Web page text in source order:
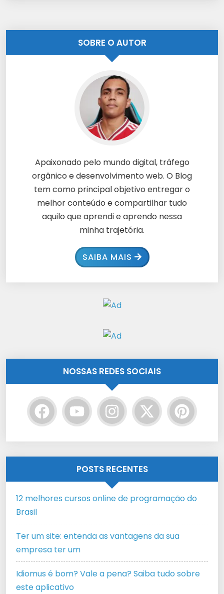
SOBRE O AUTOR
Apaixonado pelo mundo digital, tráfego
orgânico e desenvolvimento web. O Blog
tem como principal objetivo entregar o
melhor conteúdo e compartilhar tudo
aquilo que aprendi e aprendo nessa
minha trajetória.
SAIBA MAIS
NOSSAS REDES SOCIAIS
POSTS RECENTES
12 melhores cursos online de programação do
Brasil
Ter um site: entenda as vantagens da sua
empresa ter um
Idiomus é bom? Vale a pena? Saiba tudo sobre
este aplicativo